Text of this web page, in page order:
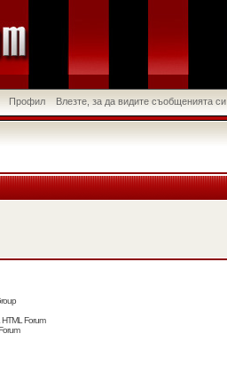
Профил Влезте, за да видите съобщенията си
HTML Forum